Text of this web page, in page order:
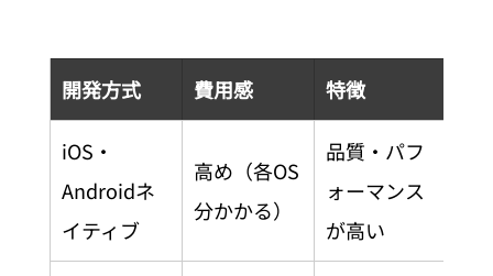
開発方式 費用感 特徴
iOS・
Androidネ
イティブ
高め（各OS
分かかる）
品質・パフ
ォーマンス
が高い